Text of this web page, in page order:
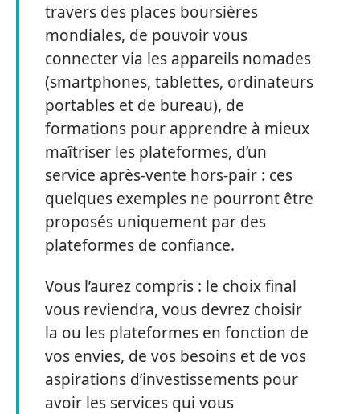
travers des places boursières
mondiales, de pouvoir vous
connecter via les appareils nomades
(smartphones, tablettes, ordinateurs
portables et de bureau), de
formations pour apprendre à mieux
maîtriser les plateformes, d’un
service après-vente hors-pair : ces
quelques exemples ne pourront être
proposés uniquement par des
plateformes de confiance.
Vous l’aurez compris : le choix final
vous reviendra, vous devrez choisir
la ou les plateformes en fonction de
vos envies, de vos besoins et de vos
aspirations d’investissements pour
avoir les services qui vous